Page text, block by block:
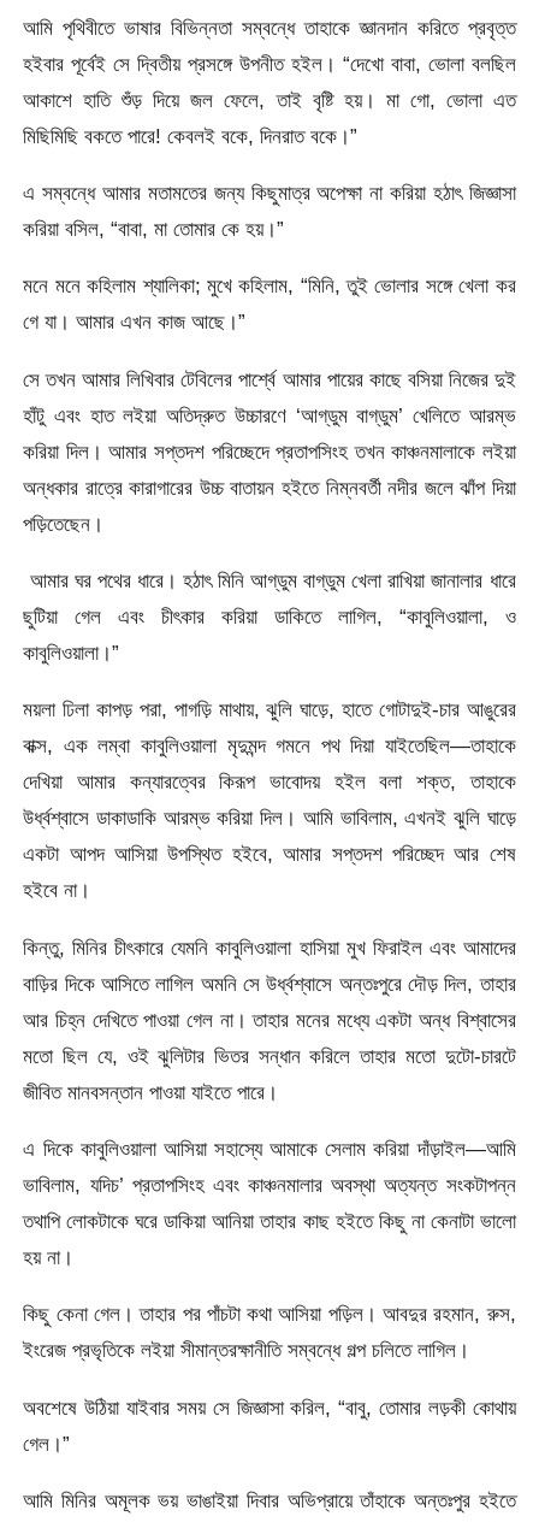
আমি পৃথিবীতে ভাষার বিভিন্নতা সম্বন্ধে তাহাকে জ্ঞানদান করিতে প্রবৃত্ত
হইবার পূর্বেই সে দ্বিতীয় প্রসঙ্গে উপনীত হইল। “দেখাে বাবা, ভােলা বলছিল
আকাশে হাতি শুঁড় দিয়ে জল ফেলে, তাই বৃষ্টি হয়। মা গাে, ভােলা এত
মিছিমিছি বকতে পারে! কেবলই বকে, দিনরাত বকে।”
এ সম্বন্ধে আমার মতামতের জন্য কিছুমাত্র অপেক্ষা না করিয়া হঠাৎ জিজ্ঞাসা
করিয়া বসিল, “বাবা, মা তােমার কে হয়।”
মনে মনে কহিলাম শ্যালিকা; মুখে কহিলাম, “মিনি, তুই ভােলার সঙ্গে খেলা কর
গে যা। আমার এখন কাজ আছে।”
সে তখন আমার লিখিবার টেবিলের পার্শ্বে আমার পায়ের কাছে বসিয়া নিজের দুই
হাঁটু এবং হাত লইয়া অতিদ্রুত উচ্চারণে ‘আগ্‌ডুম বাগ্‌ডুম’ খেলিতে আরম্ভ
করিয়া দিল। আমার সপ্তদশ পরিচ্ছেদে প্রতাপসিংহ তখন কাঞ্চনমালাকে লইয়া
অন্ধকার রাত্রে কারাগারের উচ্চ বাতায়ন হইতে নিম্নবর্তী নদীর জলে ঝাঁপ দিয়া
পড়িতেছেন।
আমার ঘর পথের ধারে। হঠাৎ মিনি আগ্‌ডুম বাগ্‌ডুম খেলা রাখিয়া জানালার ধারে
ছুটিয়া গেল এবং চীৎকার করিয়া ডাকিতে লাগিল, “কাবুলিওয়ালা, ও
কাবুলিওয়ালা।”
ময়লা ঢিলা কাপড় পরা, পাগড়ি মাথায়, ঝুলি ঘাড়ে, হাতে গােটাদুই-চার আঙুরের
বাক্স, এক লম্বা কাবুলিওয়ালা মৃদুমন্দ গমনে পথ দিয়া যাইতেছিল—তাহাকে
দেখিয়া আমার কন্যারত্বের কিরূপ ভাবােদয় হইল বলা শক্ত, তাহাকে
উর্ধ্বশ্বাসে ডাকাডাকি আরম্ভ করিয়া দিল। আমি ভাবিলাম, এখনই ঝুলি ঘাড়ে
একটা আপদ আসিয়া উপস্থিত হইবে, আমার সপ্তদশ পরিচ্ছেদ আর শেষ
হইবে না।
কিন্তু, মিনির চীৎকারে যেমনি কাবুলিওয়ালা হাসিয়া মুখ ফিরাইল এবং আমাদের
বাড়ির দিকে আসিতে লাগিল অমনি সে উর্ধ্বশ্বাসে অন্তঃপুরে দৌড় দিল, তাহার
আর চিহ্ন দেখিতে পাওয়া গেল না। তাহার মনের মধ্যে একটা অন্ধ বিশ্বাসের
মতাে ছিল যে, ওই ঝুলিটার ভিতর সন্ধান করিলে তাহার মতো দুটো-চারটে
জীবিত মানবসন্তান পাওয়া যাইতে পারে।
এ দিকে কাবুলিওয়ালা আসিয়া সহাস্যে আমাকে সেলাম করিয়া দাঁড়াইল—আমি
ভাবিলাম, যদিচ’ প্রতাপসিংহ এবং কাঞ্চনমালার অবস্থা অত্যন্ত সংকটাপন্ন
তথাপি লােকটাকে ঘরে ডাকিয়া আনিয়া তাহার কাছ হইতে কিছু না কেনাটা ভালাে
হয় না।
কিছু কেনা গেল। তাহার পর পাঁচটা কথা আসিয়া পড়িল। আবদুর রহমান, রুস,
ইংরেজ প্রভৃতিকে লইয়া সীমান্তরক্ষানীতি সম্বন্ধে গল্প চলিতে লাগিল।
অবশেষে উঠিয়া যাইবার সময় সে জিজ্ঞাসা করিল, “বাবু, তােমার লড়কী কোথায়
গেল।”
আমি মিনির অমূলক ভয় ভাঙাইয়া দিবার অভিপ্রায়ে তাঁহাকে অন্তঃপুর হইতে